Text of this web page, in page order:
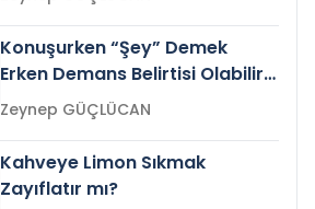
Konuşurken “Şey” Demek
Erken Demans Belirtisi Olabilir
mi?
Zeynep GÜÇLÜCAN
Kahveye Limon Sıkmak
Zayıflatır mı?